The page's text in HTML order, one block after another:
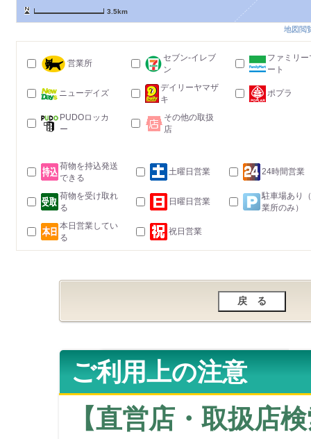
3.5km
地図閲
営業所
セブン-イレブ
ン
ファミリー
ート
ニューデイズ
デイリーヤマザ
キ
ポプラ
PUDOロッカ
ー
その他の取扱
店
荷物を持込発送
できる
土曜日営業 24時間営業
荷物を受け取れ
る
日曜日営業
駐車場あり
業所のみ）
本日営業してい
る
祝日営業
ご利用上の注意
【直営店・取扱店